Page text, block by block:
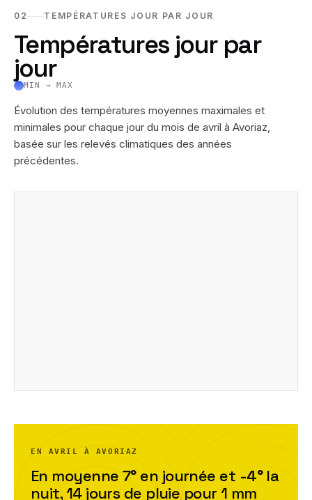
02 TEMPÉRATURES JOUR PAR JOUR
Températures jour par
jour
MIN → MAX
Évolution des températures moyennes maximales et
minimales pour chaque jour du mois de avril à Avoriaz,
basée sur les relevés climatiques des années
précédentes.
EN AVRIL À AVORIAZ
En moyenne 7°en journée et -4°la
nuit,14joursde pluie pour1 mm